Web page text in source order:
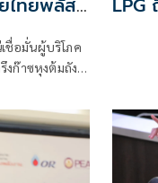
ไทยพลัส’
ชื่อมั่นผู้บริโภค
งก๊าซหุงต้มถัง
น้ำมันฯ ติดลบ
LPG